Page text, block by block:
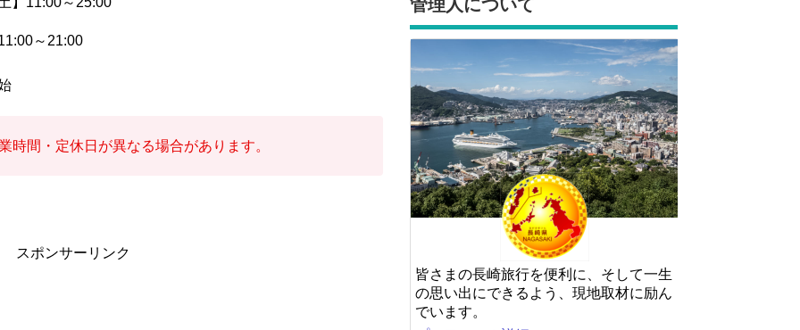
～21:00
時間・定休日が異なる場合があります。
スポンサーリンク
管理人について
皆さまの長崎旅行を便利に、そして一生
の思い出にできるよう、現地取材に励ん
でいます。